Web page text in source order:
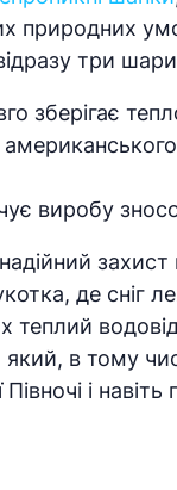
природних
три
зберігає
виробу
де
в тому
і